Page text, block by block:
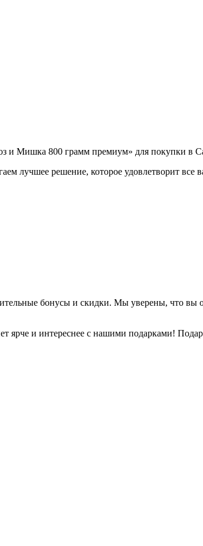
и Мишка 800 грамм премиум» для покупки в
лучшее решение, которое удовлетворит все
бонусы и скидки. Мы уверены, что вы
ярче и интереснее с нашими подарками!